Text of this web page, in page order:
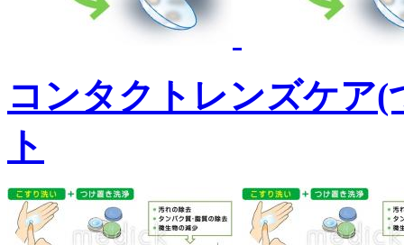
コンタクトレンズケア
ト